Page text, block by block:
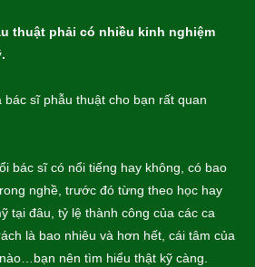
thuật phải có nhiều kinh nghiệm
bác sĩ phẫu thuật cho bạn rất quan
bác sĩ có nổi tiếng hay không, có bao
nghề, trước đó từng theo học hay
tại đâu, tỷ lệ thành công của các ca
là bao nhiêu và hơn hết, cái tâm của
nên tìm hiểu thật kỹ càng.